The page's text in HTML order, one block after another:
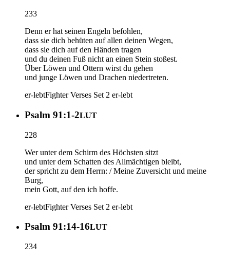
233
Denn er hat seinen Engeln befohlen,
dass sie dich behüten auf allen deinen Wegen,
dass sie dich auf den Händen tragen
und du deinen Fuß nicht an einen Stein stoßest.
Über Löwen und Ottern wirst du gehen
und junge Löwen und Drachen niedertreten.
er-lebtFighter Verses Set 2 er-lebt
Psalm 91:1-2LUT
228
Wer unter dem Schirm des Höchsten sitzt
und unter dem Schatten des Allmächtigen bleibt,
der spricht zu dem Herrn: / Meine Zuversicht und meine
Burg,
mein Gott, auf den ich hoffe.
er-lebtFighter Verses Set 2 er-lebt
Psalm 91:14-16LUT
234